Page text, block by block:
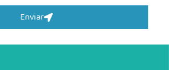
Enviar